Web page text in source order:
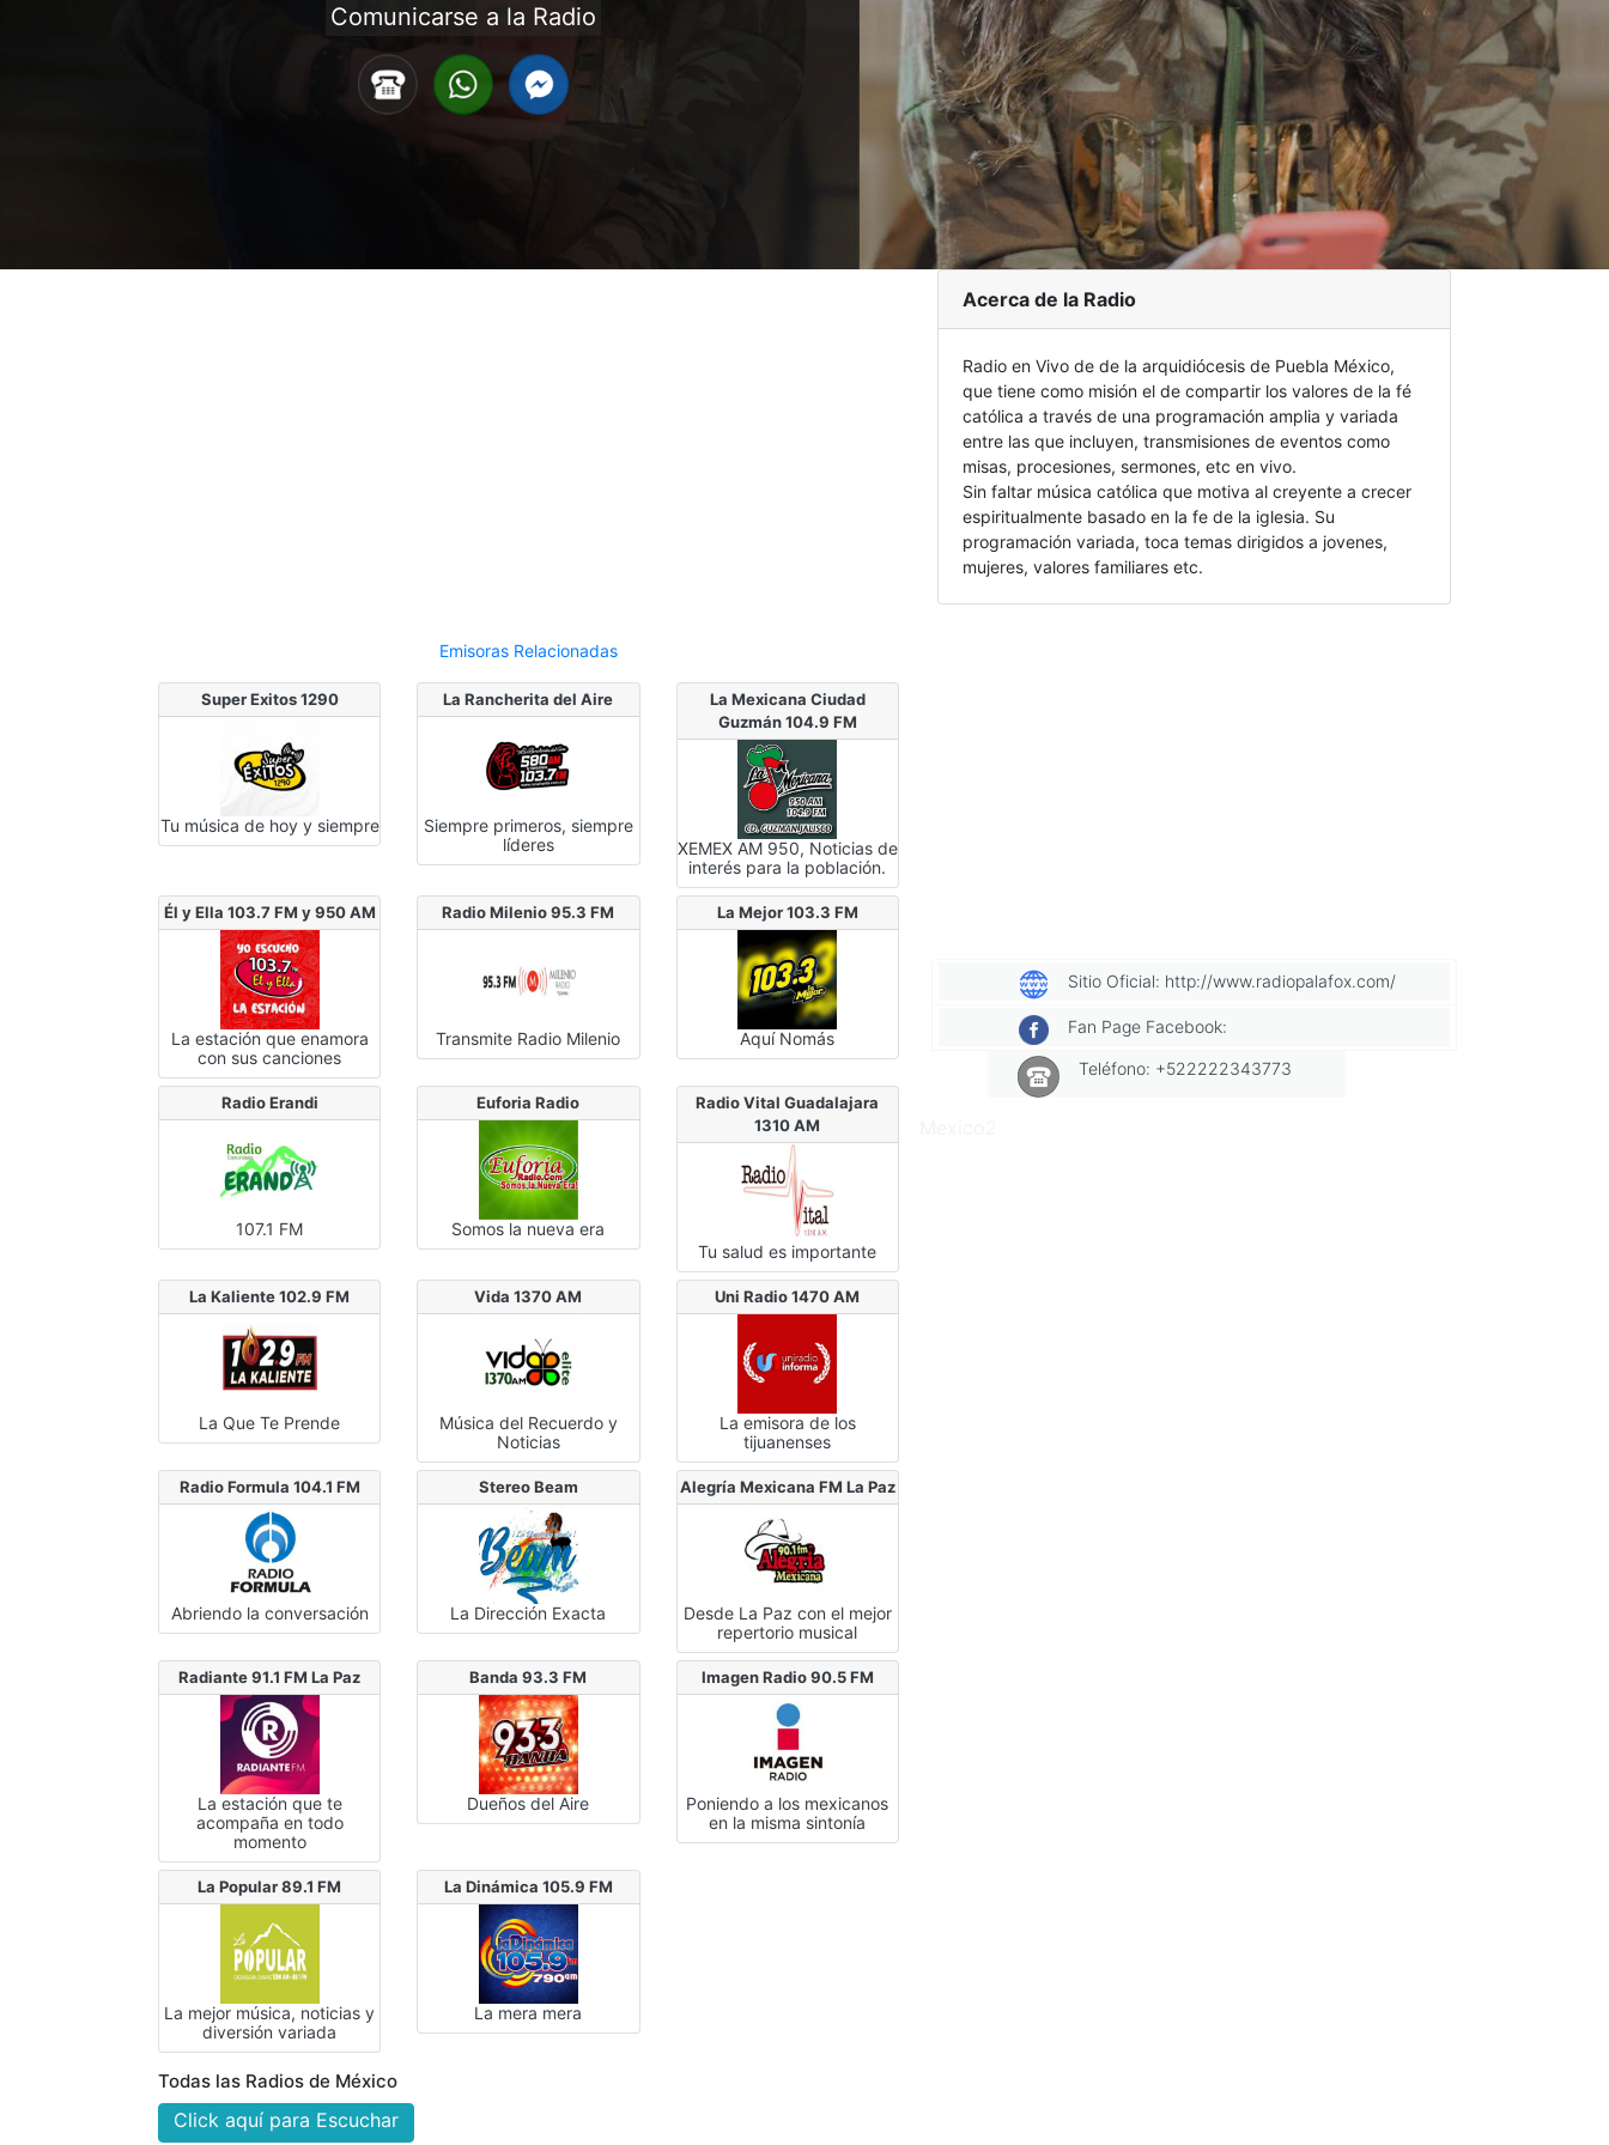
Comunicarse a la Radio
Emisoras Relacionadas
Super Exitos 1290
Tu música de hoy y siempre
La Rancherita del Aire
Siempre primeros, siempre
lí­deres
La Mexicana Ciudad
Guzmán 104.9 FM
XEMEX AM 950, Noticias de
interés para la población.
Él y Ella 103.7 FM y 950 AM
La estación que enamora
con sus canciones
Radio Milenio 95.3 FM
Transmite Radio Milenio
La Mejor 103.3 FM
Aquí Nomás
Radio Erandi
107.1 FM
Euforia Radio
Somos la nueva era
Radio Vital Guadalajara
1310 AM
Tu salud es importante
La Kaliente 102.9 FM
La Que Te Prende
Vida 1370 AM
Música del Recuerdo y
Noticias
Uni Radio 1470 AM
La emisora de los
tijuanenses
Radio Formula 104.1 FM
Abriendo la conversación
Stereo Beam
La Dirección Exacta
Alegría Mexicana FM La Paz
Desde La Paz con el mejor
repertorio musical
Radiante 91.1 FM La Paz
La estación que te
acompaña en todo
momento
Banda 93.3 FM
Dueños del Aire
Imagen Radio 90.5 FM
Poniendo a los mexicanos
en la misma sintonía
La Popular 89.1 FM
La mejor música, noticias y
diversión variada
La Dinámica 105.9 FM
La mera mera
Todas las Radios de México
Click aquí para Escuchar
Acerca de la Radio
Radio en Vivo de de la arquidiócesis de Puebla México,
que tiene como misión el de compartir los valores de la fé
católica a través de una programación amplia y variada
entre las que incluyen, transmisiones de eventos como
misas, procesiones, sermones, etc en vivo.
Sin faltar música católica que motiva al creyente a crecer
espiritualmente basado en la fe de la iglesia. Su
programación variada, toca temas dirigidos a jovenes,
mujeres, valores familiares etc.
Sitio Oficial: http://www.radiopalafox.com/
Fan Page Facebook:
Teléfono: +522222343773